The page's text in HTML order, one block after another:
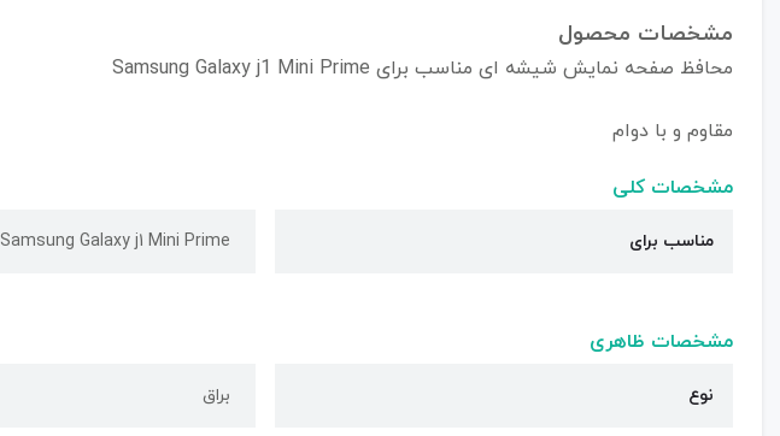
مشخصات محصول
محافظ صفحه نمایش شیشه ای مناسب برای Samsung Galaxy j1 Mini Prime
مقاوم و با دوام
مشخصات کلی
مناسب برای Samsung Galaxy j1 Mini Prime
مشخصات ظاهری
نوع براق